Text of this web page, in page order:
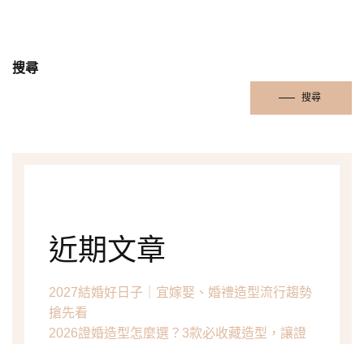
搜尋
搜尋
近期文章
2027結婚好日子｜宜嫁娶、婚禮造型流行趨勢
搶先看
2026證婚造型怎麼選？3款必收藏造型，讓證